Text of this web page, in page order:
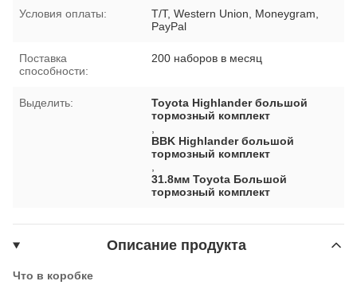
Условия оплаты:
T/T, Western Union, Moneygram,
PayPal
Поставка
способности:
200 наборов в месяц
Выделить:
Toyota Highlander большой
тормозный комплект
BBK Highlander большой
тормозный комплект
31.8мм Toyota Большой
тормозный комплект
Описание продукта
Что в коробке